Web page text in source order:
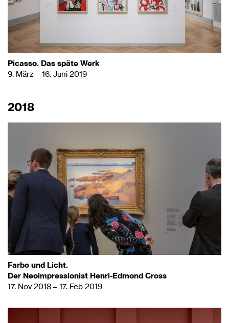
Picasso. Das späte Werk
9. März – 16. Juni 2019
2018
Farbe und Licht.
Der Neoimpressionist Henri-Edmond Cross
17. Nov 2018 – 17. Feb 2019